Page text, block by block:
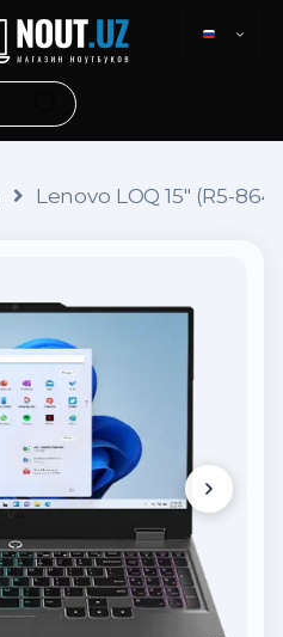
Lenovo LOQ 15″ (R5-